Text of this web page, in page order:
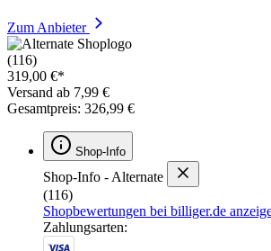
Zum Anbieter
(116)
319,00 €*
Versand ab 7,99 €
Gesamtpreis: 326,99 €
Shop-Info
Shop-Info - Alternate
(116)
Shopbewertungen bei billiger.de
Zahlungsarten: